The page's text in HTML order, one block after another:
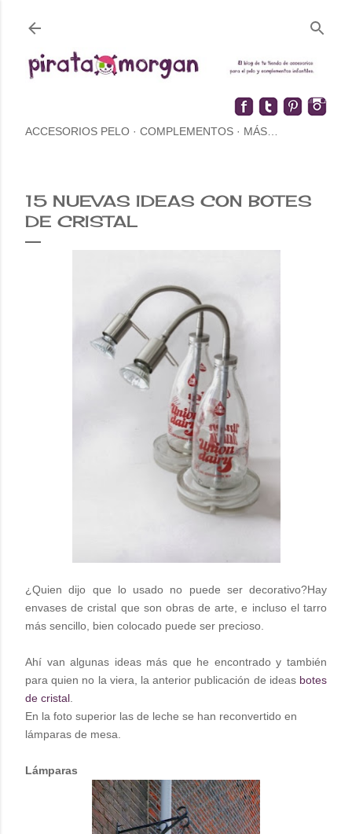
ACCESORIOS PELO COMPLEMENTOS MÁS…
15 NUEVAS IDEAS CON BOTES
DE CRISTAL
¿Quien dijo que lo usado no puede ser decorativo?Hay
envases de cristal que son obras de arte, e incluso el tarro
más sencillo, bien colocado puede ser precioso.
Ahí van algunas ideas más que he encontrado y también
para quien no la viera, la anterior publicación de ideas botes
de cristal
En la foto superior las de leche se han reconvertido en
lámparas de mesa.
Lámparas